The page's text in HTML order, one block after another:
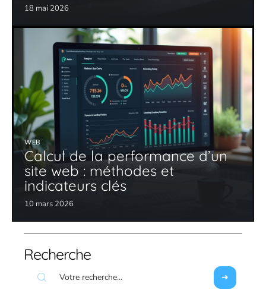
18 mai 2026
WEB
Calcul de la performance d’un
site web : méthodes et
indicateurs clés
10 mars 2026
Recherche